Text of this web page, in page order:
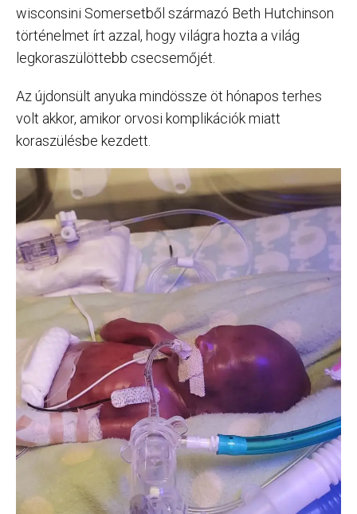
wisconsini Somersetből származó Beth Hutchinson
történelmet írt azzal, hogy világra hozta a világ
legkoraszülöttebb csecsemőjét.
Az újdonsült anyuka mindössze öt hónapos terhes
volt akkor, amikor orvosi komplikációk miatt
koraszülésbe kezdett.